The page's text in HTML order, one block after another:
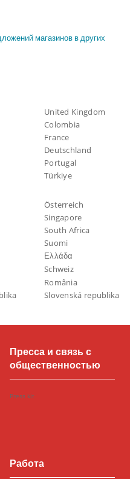
магазинов в других
United Kingdom
Colombia
France
Deutschland
Portugal
Türkiye
Österreich
Singapore
South Africa
Suomi
Ελλάδα
Schweiz
România
Slovenská republika
Пресса и связь с
общественностью
Press kit
Работа